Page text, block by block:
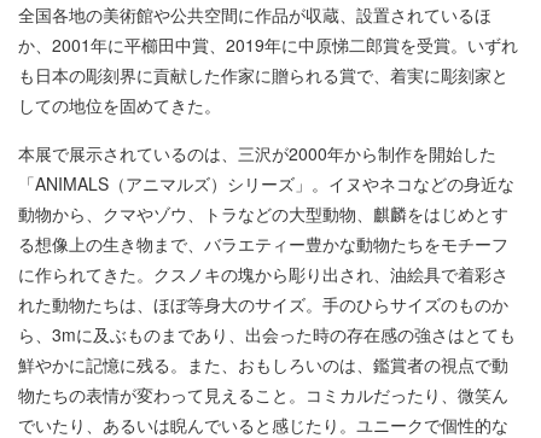
全国各地の美術館や公共空間に作品が収蔵、設置されているほ
か、2001年に平櫛田中賞、2019年に中原悌二郎賞を受賞。いずれ
も日本の彫刻界に貢献した作家に贈られる賞で、着実に彫刻家と
しての地位を固めてきた。
本展で展示されているのは、三沢が2000年から制作を開始した
「ANIMALS（アニマルズ）シリーズ」。イヌやネコなどの身近な
動物から、クマやゾウ、トラなどの大型動物、麒麟をはじめとす
る想像上の生き物まで、バラエティー豊かな動物たちをモチーフ
に作られてきた。クスノキの塊から彫り出され、油絵具で着彩さ
れた動物たちは、ほぼ等身大のサイズ。手のひらサイズのものか
ら、3mに及ぶものまであり、出会った時の存在感の強さはとても
鮮やかに記憶に残る。また、おもしろいのは、鑑賞者の視点で動
物たちの表情が変わって見えること。コミカルだったり、微笑ん
でいたり、あるいは睨んでいると感じたり。ユニークで個性的な